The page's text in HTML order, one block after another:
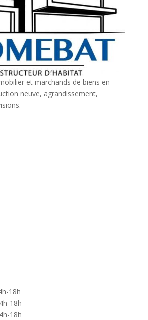
et marchands de biens en
neuve, agrandissement,
18h
18h
18h